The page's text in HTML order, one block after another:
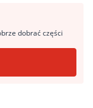
dobrać części